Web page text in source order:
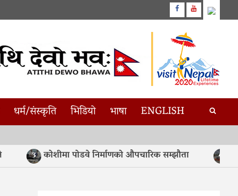
Facebook
Youtube
धर्म/संस्कृति भिडियो भाषा ENGLISH
कोशीमा पोडवे निर्माणको औपचारिक सम्झौता